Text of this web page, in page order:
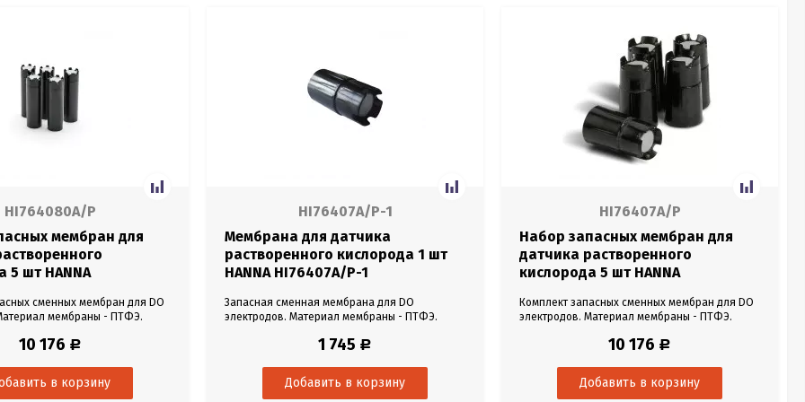
HI764080A/P
мембран для
5 шт HANNA
сменных мембран для DO
мембраны - ПТФЭ.
HI764080. Количество 5 шт.
10 176 Р
HI76407A/P-1
Мембрана для датчика
растворенного кислорода 1 шт
HANNA HI76407A/P-1
Запасная сменная мембрана для DO
электродов. Материал мембраны - ПТФЭ.
кислорода HANNA HI76407. Количество 1 шт.
1 745 Р
HI76407A/P
Набор запасных мембран для
датчика растворенного
кислорода 5 шт HANNA
Комплект запасных сменных мембран для DO
электродов. Материал мембраны - ПТФЭ.
кислорода HANNA HI76407. Количество 5 шт.
10 176 Р